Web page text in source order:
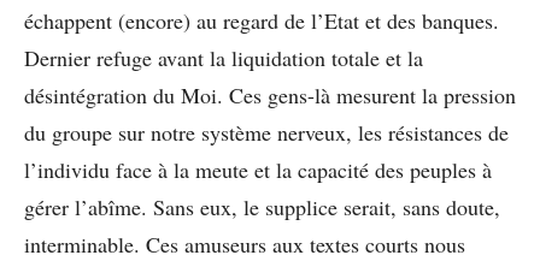
échappent (encore) au regard de l’Etat et des banques.
Dernier refuge avant la liquidation totale et la
désintégration du Moi. Ces gens-là mesurent la pression
du groupe sur notre système nerveux, les résistances de
l’individu face à la meute et la capacité des peuples à
gérer l’abîme. Sans eux, le supplice serait, sans doute,
interminable. Ces amuseurs aux textes courts nous